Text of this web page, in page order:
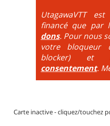
mécanique. La difficulté
par des couleurs
tout suspendu et
UtagawaVTT
financé que par
dons. Pour nous
votre bloqueur
blocker) et
consentement.